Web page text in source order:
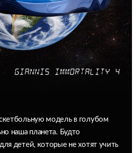
модель в голубом
наша планета. Будто
детей, которые не хотят учить